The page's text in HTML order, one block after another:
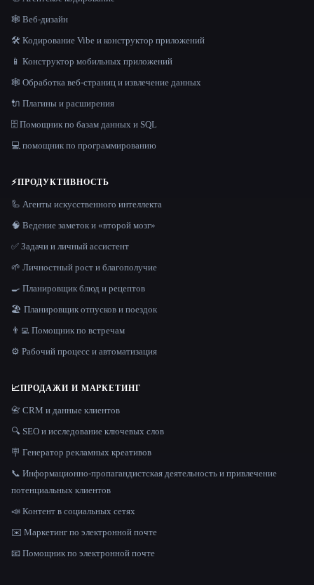
🕸 Веб-дизайн
🛠️ Кодирование Vibe и конструктор приложений
📱 Конструктор мобильных приложений
🕸️ Обработка веб-страниц и извлечение данных
🔌 Плагины и расширения
🗄️ Помощник по базам данных и SQL
💻 помощник по программированию
⚡ПРОДУКТИВНОСТЬ
🦾 Агенты искусственного интеллекта
🧠 Ведение заметок и «второй мозг»
✅ Задачи и личный ассистент
🌱 Личностный рост и благополучие
🍳 Планировщик блюд и рецептов
🏖 Планировщик отпусков и поездок
👨‍💻 Помощник по встречам
⚙️ Рабочий процесс и автоматизация
📈ПРОДАЖИ И МАРКЕТИНГ
📇 CRM и данные клиентов
🔍 SEO и исследование ключевых слов
🪧 Генератор рекламных креативов
📞 Информационно-пропагандистская деятельность и привлечение
потенциальных клиентов
📣 Контент в социальных сетях
✉️ Маркетинг по электронной почте
📧 Помощник по электронной почте